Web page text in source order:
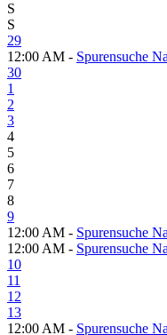
S
S
29
12:00 AM - Spurensuche
30
1
2
3
4
5
6
7
8
9
12:00 AM - Spurensuche
12:00 AM - Spurensuche
10
11
12
13
12:00 AM - Spurensuche